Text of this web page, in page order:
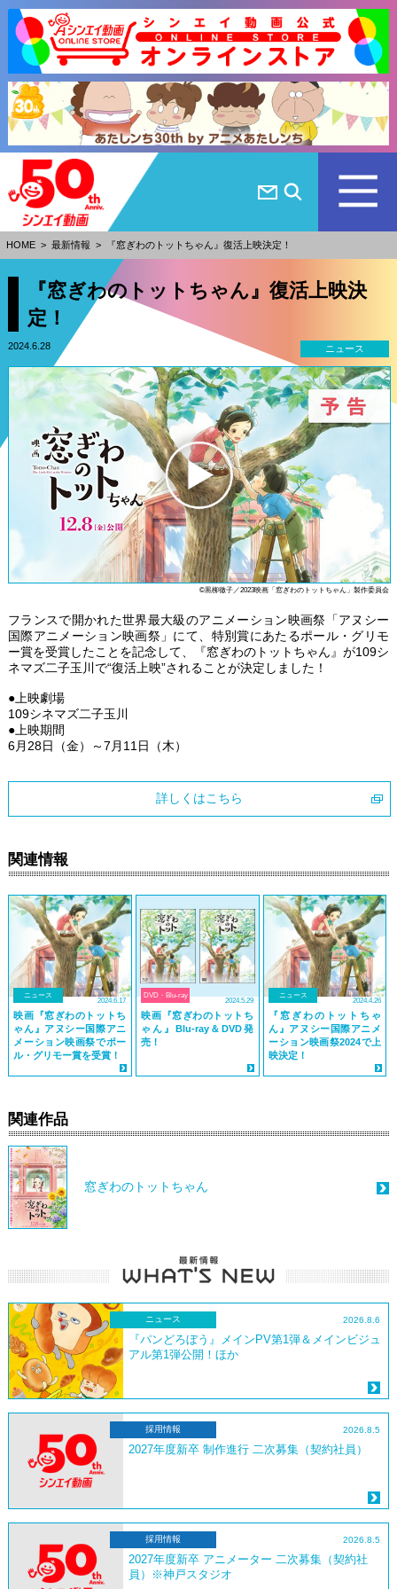
HOME > 最新情報 > 『窓ぎわのトットちゃん』復活上映決定！
『窓ぎわのトットちゃん』復活上映決
定！
2024.6.28 ニュース
©黒柳徹子／2023映画「窓ぎわのトットちゃん」製作委員会
フランスで開かれた世界最大級のアニメーション映画祭「アヌシー
国際アニメーション映画祭」にて、特別賞にあたるポール・グリモ
ー賞を受賞したことを記念して、『窓ぎわのトットちゃん』が109シ
ネマズ二子玉川で“復活上映”されることが決定しました！
●上映劇場
109シネマズ二子玉川
●上映期間
6月28日（金）～7月11日（木）
詳しくはこちら
関連情報
ニュース
2024.6.17
映画『窓ぎわのトットち
ゃん』アヌシー国際アニ
メーション映画祭でポー
ル・グリモー賞を受賞！
DVD・Blu-ray
2024.5.29
映画『窓ぎわのトットち
ゃん』Blu-ray＆DVD発
売！
ニュース
2024.4.26
『窓ぎわのトットちゃ
ん』アヌシー国際アニメ
ーション映画祭2024で上
映決定！
関連作品
窓ぎわのトットちゃん
ニュース 2026.8.6
『パンどろぼう』メインPV第1弾＆メインビジュ
アル第1弾公開！ほか
採用情報 2026.8.5
2027年度新卒 制作進行 二次募集（契約社員）
採用情報 2026.8.5
2027年度新卒 アニメーター 二次募集（契約社
員）※神戸スタジオ